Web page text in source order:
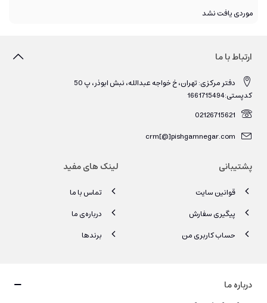
موردی یافت نشد
ارتباط با ما
دفتر مرکزی: تهران، خ خواجه عبدالله، نبش ابوذر، پ 50
کدپستی:1661715494
02126715621
crm[@]pishgamnegar.com
پشتیبانی
قوانین سایت
پیگیری سفارش
حساب کاربری من
لینک های مفید
تماس با ما
درباره‌ی ما
برندها
درباره ما